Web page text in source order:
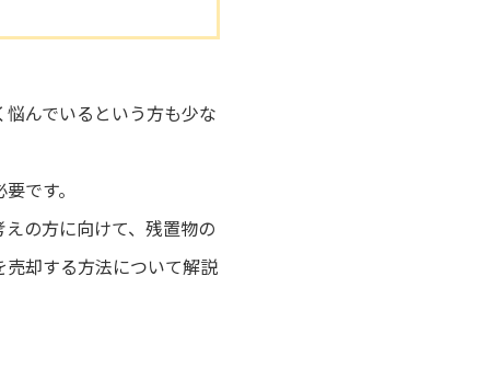
んでいるという方も少な
です。
の方に向けて、残置物の
却する方法について解説